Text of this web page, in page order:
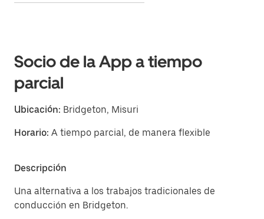
Socio de la App a tiempo
parcial
Ubicación: Bridgeton, Misuri
Horario: A tiempo parcial, de manera flexible
Descripción
Una alternativa a los trabajos tradicionales de
conducción en Bridgeton.